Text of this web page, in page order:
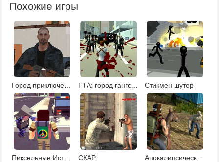
Похожие игры
Город приключений ГТА: город гангстеров Стикмен шутер
Пиксельные Истории 1 СКАР Апокалипсический мир